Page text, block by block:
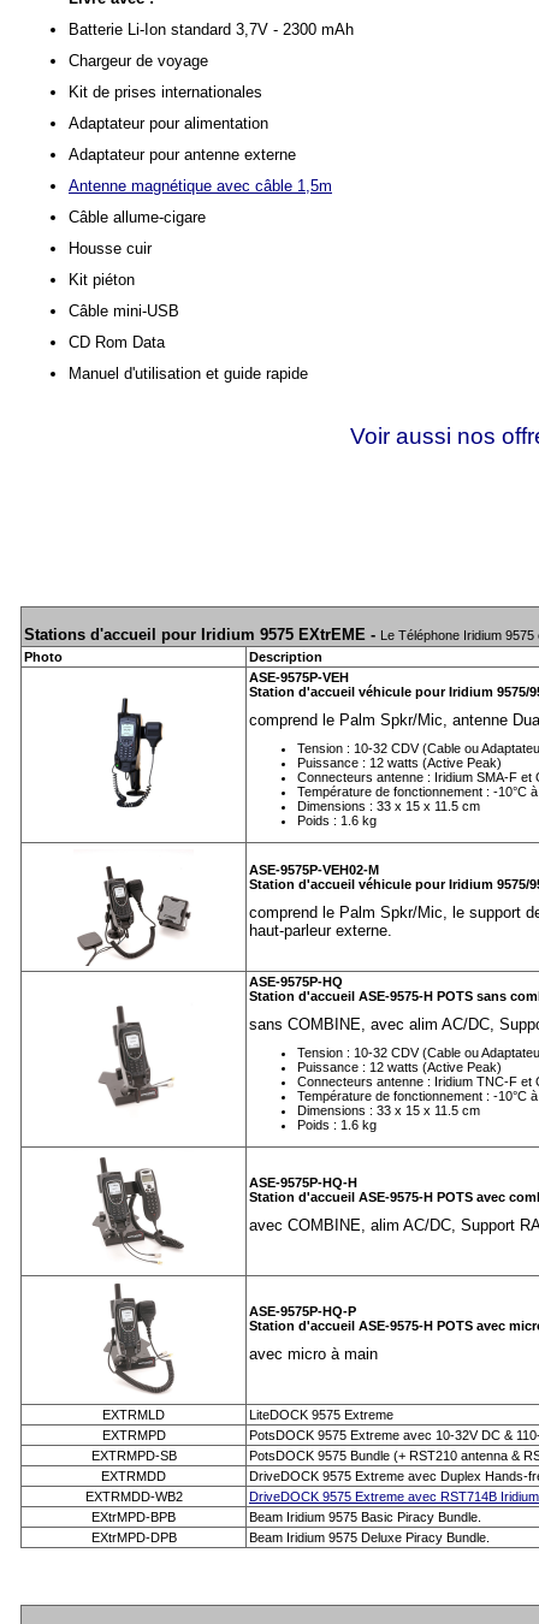
Batterie Li-Ion standard 3,7V - 2300 mAh
Chargeur de voyage
Kit de prises internationales
Adaptateur pour alimentation
Adaptateur pour antenne externe
Antenne magnétique avec câble 1,5m
Câble allume-cigare
Housse cuir
Kit piéton
Câble mini-USB
CD Rom Data
Manuel d'utilisation et guide rapide
Voir aussi nos
Stations d'accueil pour Iridium 9575 EXtrEME - Le Téléphone Iridium
Photo
Description
ASE-9575P-VEH
Station d'accueil véhicule pour Iridium 9575/
comprend le Palm Spkr/Mic, antenne
Tension : 10-32 CDV (Cable ou
Puissance : 12 watts (Active Peak)
Connecteurs antenne : Iridium SMA-F et
Température de fonctionnement : -10°C à
Dimensions : 33 x 15 x 11.5 cm
Poids : 1.6 kg
ASE-9575P-VEH02-M
Station d'accueil véhicule pour Iridium 9575/
comprend le Palm Spkr/Mic, le support
haut-parleur externe.
ASE-9575P-HQ
Station d'accueil ASE-9575-H POTS sans
sans COMBINE, avec alim AC/DC,
Tension : 10-32 CDV (Cable ou
Puissance : 12 watts (Active Peak)
Connecteurs antenne : Iridium TNC-F et
Température de fonctionnement : -10°C à
Dimensions : 33 x 15 x 11.5 cm
Poids : 1.6 kg
ASE-9575P-HQ-H
Station d'accueil ASE-9575-H POTS avec
avec COMBINE, alim AC/DC, Support
ASE-9575P-HQ-P
Station d'accueil ASE-9575-H POTS avec
avec micro à main
EXTRMLD
LiteDOCK 9575 Extreme
EXTRMPD
PotsDOCK 9575 Extreme avec 10-32V DC &
EXTRMPD-SB
PotsDOCK 9575 Bundle (+ RST210 antenna &
EXTRMDD
DriveDOCK 9575 Extreme avec Duplex Hands-
EXTRMDD-WB2
DriveDOCK 9575 Extreme avec RST714B
EXtrMPD‐BPB
Beam Iridium 9575 Basic Piracy Bundle.
EXtrMPD‐DPB
Beam Iridium 9575 Deluxe Piracy Bundle.